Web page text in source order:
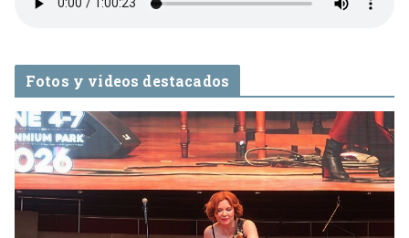
Fotos y videos destacados